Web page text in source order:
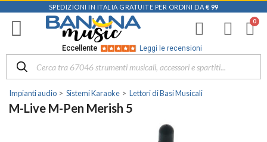
SPEDIZIONI IN ITALIA GRATUITE PER ORDINI DA € 99
Eccellente Leggi le recensioni
Impianti audio Sistemi Karaoke Lettori di Basi Musicali
M-Live M-Pen Merish 5